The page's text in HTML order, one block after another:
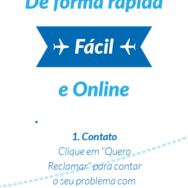
1. Contato
Clique em "Quero
Reclamar" para contar
o seu problema com